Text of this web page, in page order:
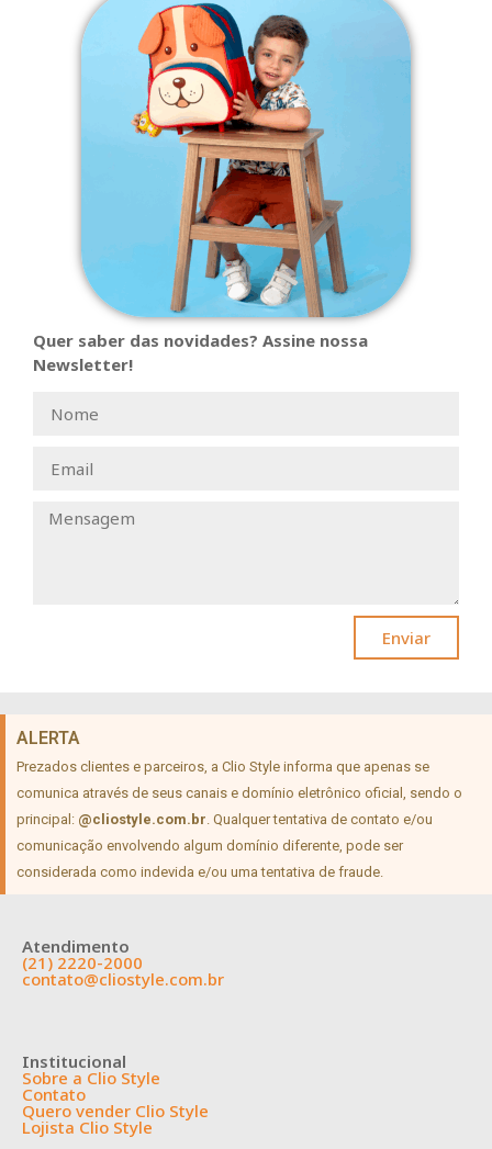
Quer saber das novidades? Assine nossa
Newsletter!
Enviar
ALERTA
Prezados clientes e parceiros, a Clio Style informa que apenas se
comunica através de seus canais e domínio eletrônico oficial, sendo o
principal: @cliostyle.com.br. Qualquer tentativa de contato e/ou
comunicação envolvendo algum domínio diferente, pode ser
considerada como indevida e/ou uma tentativa de fraude.
Atendimento
(21) 2220-2000
contato@cliostyle.com.br
Institucional
Sobre a Clio Style
Contato
Quero vender Clio Style
Lojista Clio Style